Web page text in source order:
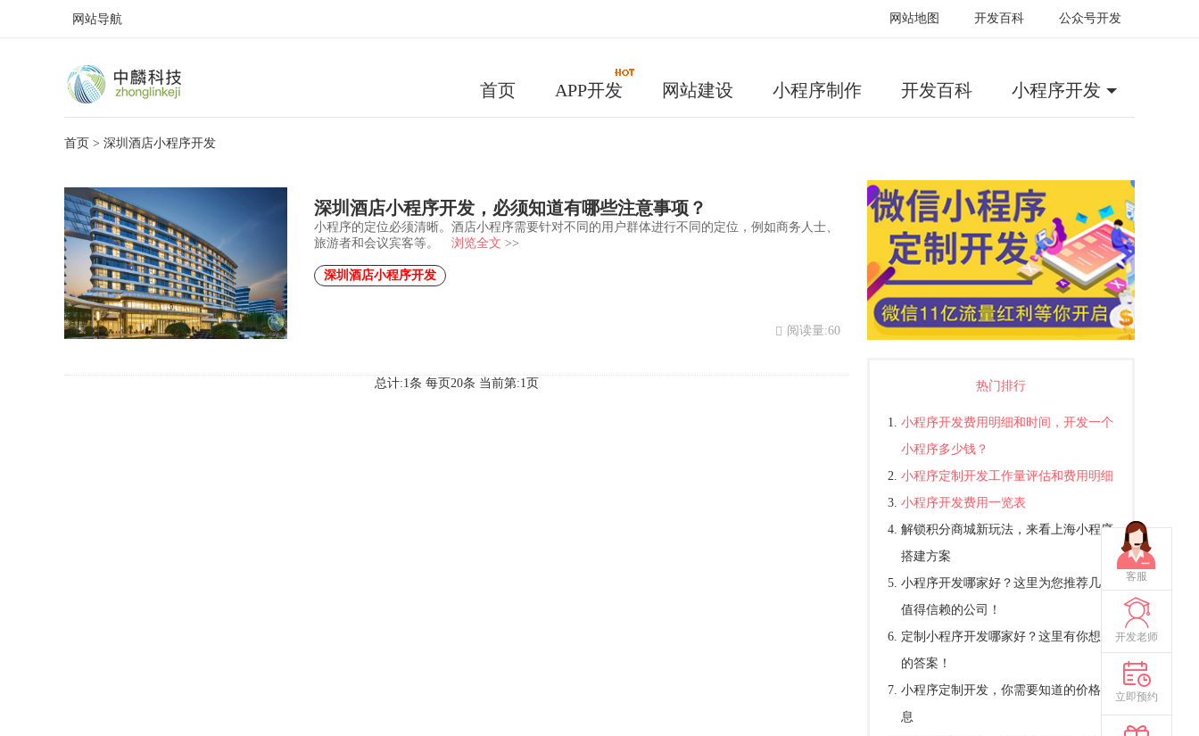
网站地图 开发百科 公众号开发
网站导航
首页 APP开发 网站建设 小程序制作 开发百科 小程序开发
首页 > 深圳酒店小程序开发
深圳酒店小程序开发，必须知道有哪些注意事项？
小程序的定位必须清晰。酒店小程序需要针对不同的用户群体进行不同的定位，例如商务人士、
旅游者和会议宾客等。
浏览全文 >>
深圳酒店小程序开发
阅读量:60
总计:1条 每页20条 当前第:1页 热门排行
小程序开发费用明细和时间，开发一个
小程序多少钱？
小程序定制开发工作量评估和费用明细
小程序开发费用一览表
解锁积分商城新玩法，来看上海小程序
搭建方案
小程序开发哪家好？这里为您推荐几家
值得信赖的公司！
定制小程序开发哪家好？这里有你想要
的答案！
小程序定制开发，你需要知道的价格信
息
客服
开发老师
立即预约